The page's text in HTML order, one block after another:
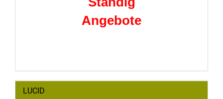
Angebote
LUCID